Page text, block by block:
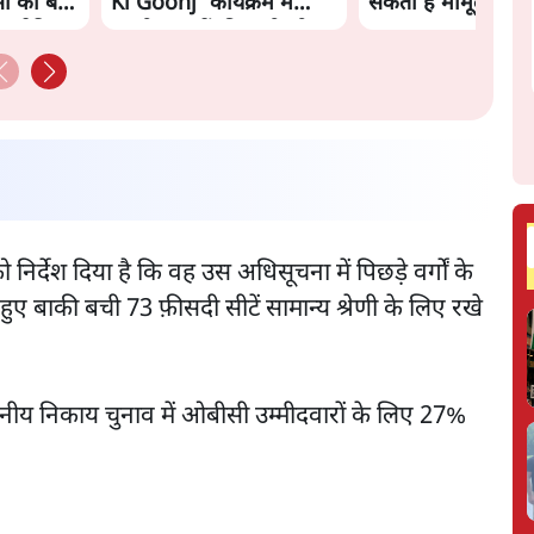
दिया है कि वह उस अधिसूचना में पिछड़े वर्गों के
बाकी बची 73 फ़ीसदी सीटें सामान्य श्रेणी के लिए रखे
निकाय चुनाव में ओबीसी उम्मीदवारों के लिए 27%